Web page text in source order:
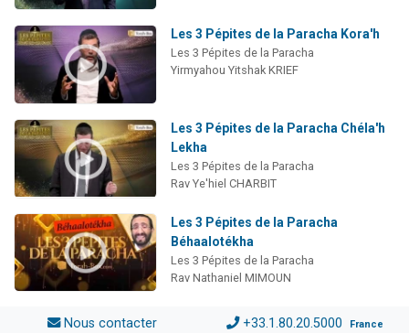
Les 3 Pépites de la Paracha Kora'h
Les 3 Pépites de la Paracha
Yirmyahou Yitshak KRIEF
Les 3 Pépites de la Paracha Chéla'h
Lekha
Les 3 Pépites de la Paracha
Rav Ye'hiel CHARBIT
Les 3 Pépites de la Paracha
Béhaalotékha
Les 3 Pépites de la Paracha
Rav Nathaniel MIMOUN
Nous contacter +33.1.80.20.5000 France